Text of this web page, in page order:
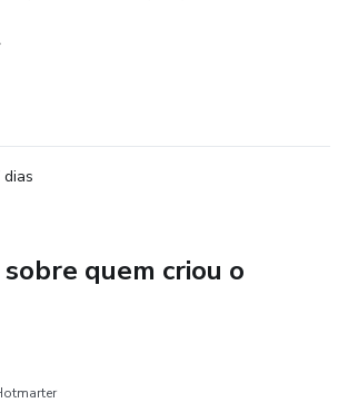
sobre quem criou o